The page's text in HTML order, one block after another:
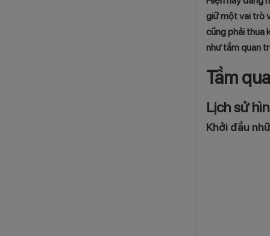
giữ một vai trò
cũng phải thua
như tầm quan
Tầm
Lịch sử
Khởi đầu